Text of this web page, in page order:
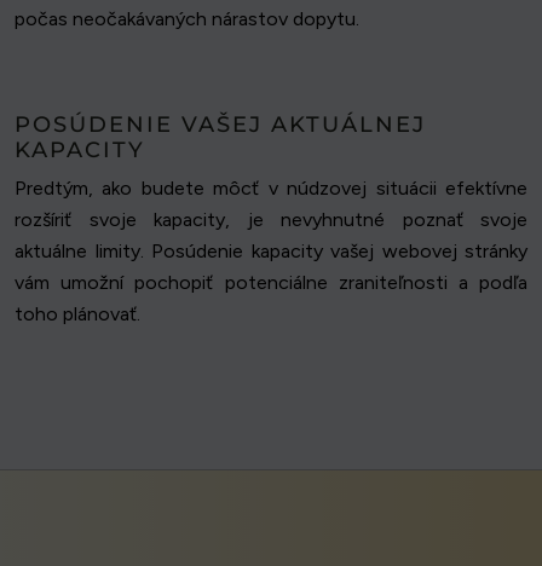
počas neočakávaných nárastov dopytu.
POSÚDENIE VAŠEJ AKTUÁLNEJ
KAPACITY
Predtým, ako budete môcť v núdzovej situácii efektívne
rozšíriť svoje kapacity, je nevyhnutné poznať svoje
aktuálne limity. Posúdenie kapacity vašej webovej stránky
vám umožní pochopiť potenciálne zraniteľnosti a podľa
toho plánovať.